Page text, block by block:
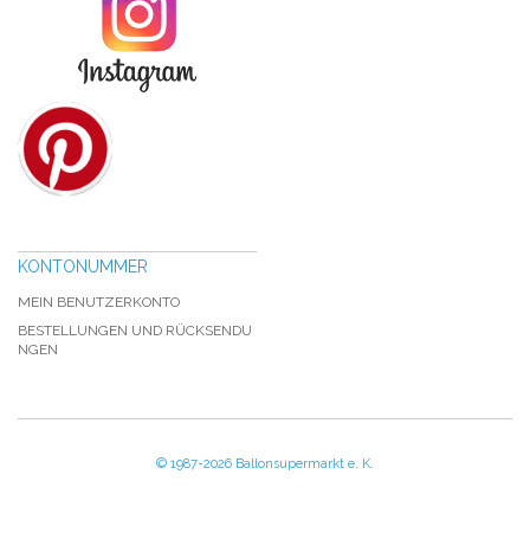
KONTONUMMER
MEIN BENUTZERKONTO
BESTELLUNGEN UND RÜCKSENDU
NGEN
© 1987-2026 Ballonsupermarkt e. K.